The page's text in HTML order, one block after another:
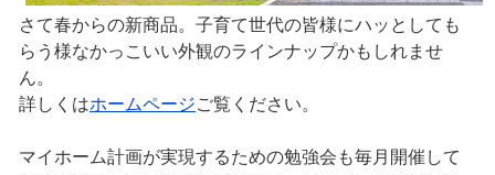
さて春からの新商品。子育て世代の皆様にハッとしても
らう様なかっこいい外観のラインナップかもしれませ
ん。
詳しくはホームページご覧ください。
マイホーム計画が実現するための勉強会も毎月開催して